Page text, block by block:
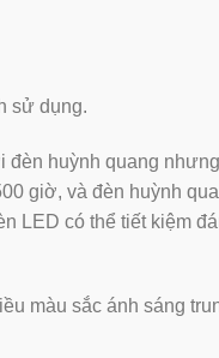
sử dụng.
huỳnh quang
giờ, và đèn huỳnh
LED có thể tiết kiệm
màu sắc ánh sáng